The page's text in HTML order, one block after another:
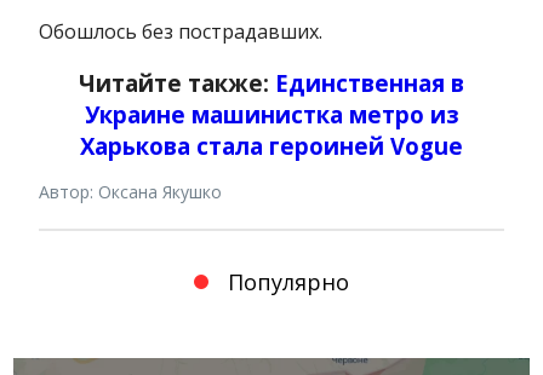
Обошлось без пострадавших.
Читайте также: Единственная в
Украине машинистка метро из
Харькова стала героиней Voguе
Автор: Оксана Якушко
Популярно